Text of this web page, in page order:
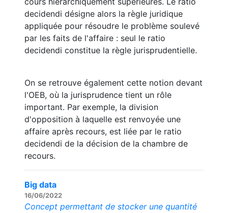
decidendi désigne alors la règle juridique
appliquée pour résoudre le problème soulevé
par les faits de l'affaire : seul le ratio
decidendi constitue la règle jurisprudentielle.
On se retrouve également cette notion devant
l'OEB, où la jurisprudence tient un rôle
important. Par exemple, la division
d'opposition à laquelle est renvoyée une
affaire après recours, est liée par le ratio
decidendi de la décision de la chambre de
recours.
Big data
16/06/2022
Concept permettant de stocker une quantité